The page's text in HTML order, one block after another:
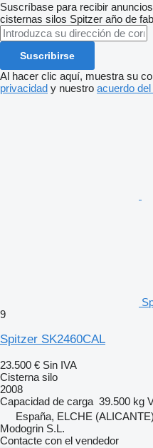
Suscríbase para recibir
cisternas silos Spitzer año de
Suscribirse
Al hacer clic aquí, muestra su
privacidad y nuestro acuerdo
9
Spitzer SK2460CAL
23.500 € Sin IVA
Cisterna silo
2008
Capacidad de carga 39.500 kg
España, ELCHE (ALICANTE)
Modogrin S.L.
Contacte con el vendedor